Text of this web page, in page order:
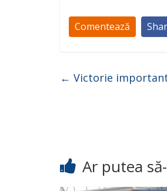
Comentează
← Victorie
Ar putea